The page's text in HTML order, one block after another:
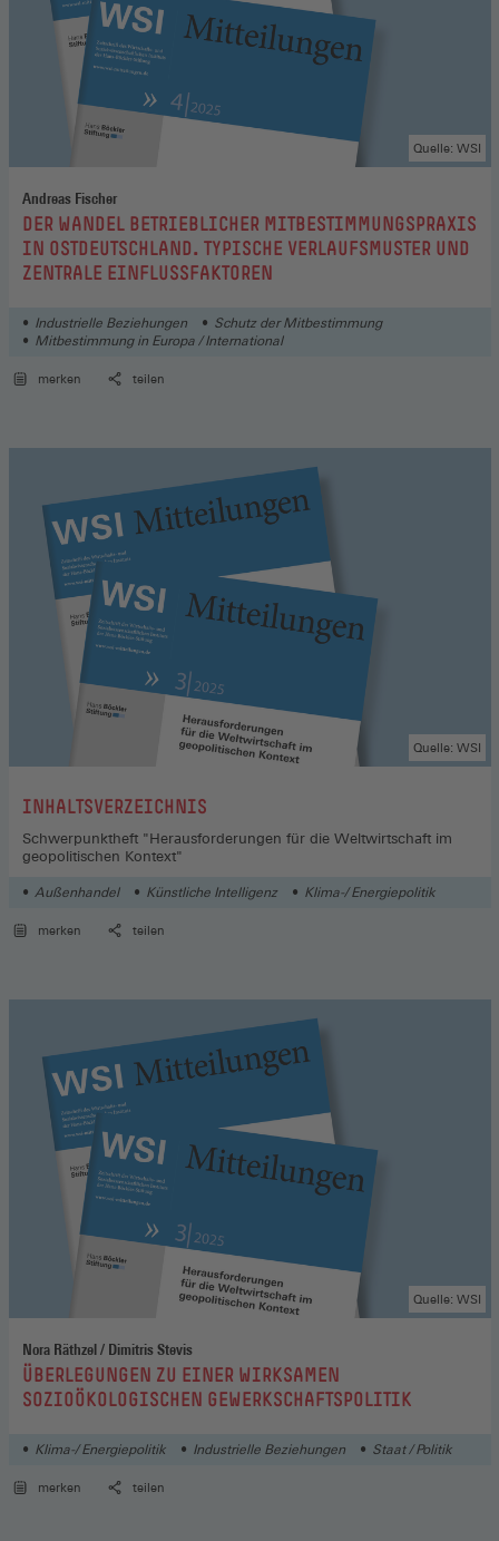
Andreas Fischer
:DER WANDEL BETRIEBLICHER MITBESTIMMUNGSPRAXIS
IN OSTDEUTSCHLAND. TYPISCHE VERLAUFSMUSTER UND
ZENTRALE EINFLUSSFAKTOREN
Quelle: WSI
Industrielle Beziehungen
Schutz der Mitbestimmung
Mitbestimmung in Europa / International
merken teilen
:INHALTSVERZEICHNIS
Quelle: WSI
Schwerpunktheft "Herausforderungen für die Weltwirtschaft im
geopolitischen Kontext"
Außenhandel Künstliche Intelligenz Klima-/ Energiepolitik
merken teilen
Nora Räthzel / Dimitris Stevis
:ÜBERLEGUNGEN ZU EINER WIRKSAMEN
SOZIOÖKOLOGISCHEN GEWERKSCHAFTSPOLITIK
Quelle: WSI
Klima-/ Energiepolitik Industrielle Beziehungen Staat / Politik
merken teilen